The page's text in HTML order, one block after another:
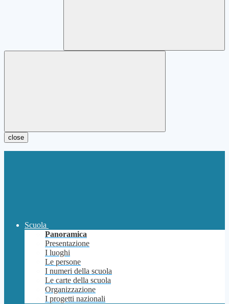
close
Scuola
Panoramica
Presentazione
I luoghi
Le persone
I numeri della scuola
Le carte della scuola
Organizzazione
I progetti nazionali